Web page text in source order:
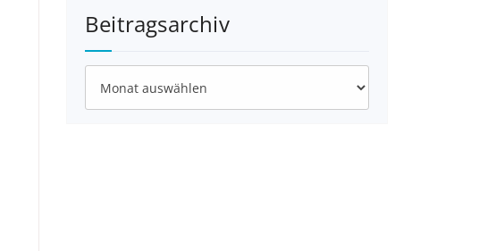
Beitragsarchiv